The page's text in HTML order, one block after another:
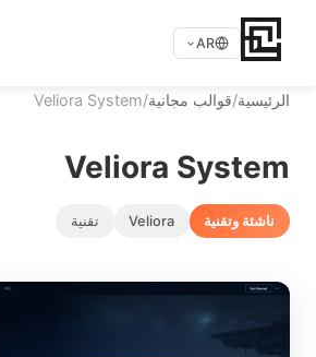
AR
الرئيسية/قوالب مجانية/
Veliora System
Veliora System
ناشئة وتقنية Veliora تقنية